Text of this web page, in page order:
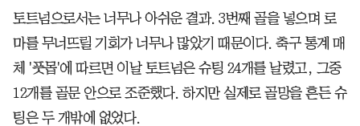
토트넘으로서는 너무나 아쉬운 결과. 3번째 골을 넣으며 로
마를 무너뜨릴 기회가 너무나 많았기 때문이다. 축구 통계 매
체 '풋몹'에 따르면 이날 토트넘은 슈팅 24개를 날렸고, 그중
12개를 골문 안으로 조준했다. 하지만 실제로 골망을 흔든 슈
팅은 두 개밖에 없었다.